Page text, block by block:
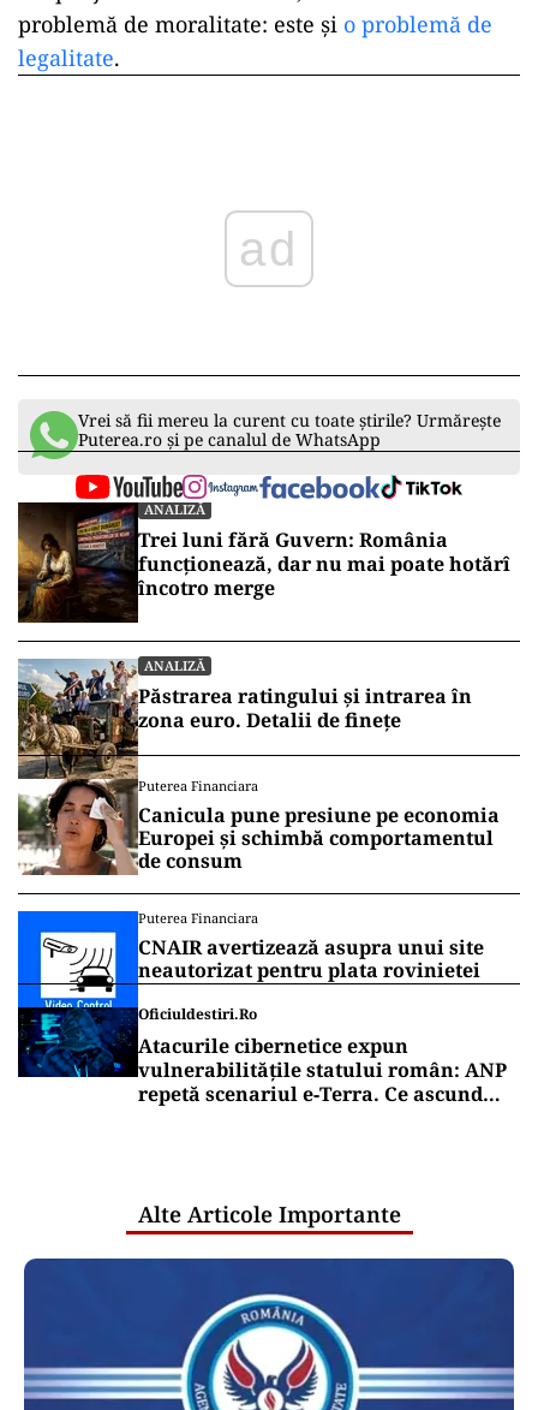
problemă de moralitate: este și o problemă de
legalitate.
ad
Vrei să fii mereu la curent cu toate știrile? Urmărește
Puterea.ro și pe canalul de WhatsApp
ANALIZĂ
Trei luni fără Guvern: România
funcționează, dar nu mai poate hotărî
încotro merge
ANALIZĂ
Păstrarea ratingului și intrarea în
zona euro. Detalii de finețe
Puterea Financiara
Canicula pune presiune pe economia
Europei și schimbă comportamentul
de consum
Puterea Financiara
CNAIR avertizează asupra unui site
neautorizat pentru plata rovinietei
Oficiuldestiri.ro
Atacurile cibernetice expun
vulnerabilitățile statului român: ANP
repetă scenariul e‑Terra. Ce ascund
Alte Articole Importante